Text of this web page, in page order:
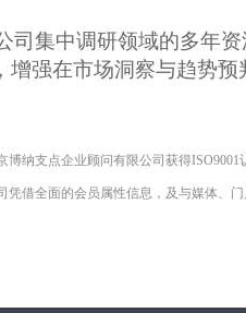
司集中调研领域的多年
增强在市场洞察与趋势预
博纳支点企业顾问有限公司获得ISO9001
凭借全面的会员属性信息，及与媒体、